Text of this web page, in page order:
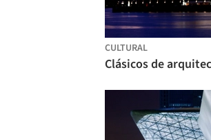
CULTURAL